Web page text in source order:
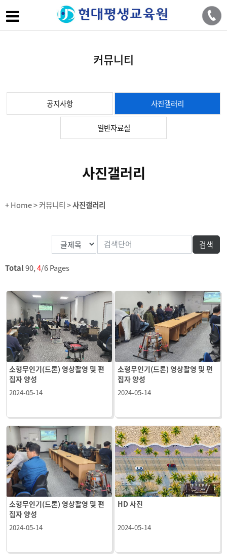
커뮤니티
공지사항 사진갤러리
일반자료실
사진갤러리
+ Home> 커뮤니티 >사진갤러리
Total90,4/6 Pages
소형무인기(드론) 영상촬영 및 편
집자 양성
2024-05-14
소형무인기(드론) 영상촬영 및 편
집자 양성
2024-05-14
소형무인기(드론) 영상촬영 및 편
집자 양성
2024-05-14
HD 사진
2024-05-14